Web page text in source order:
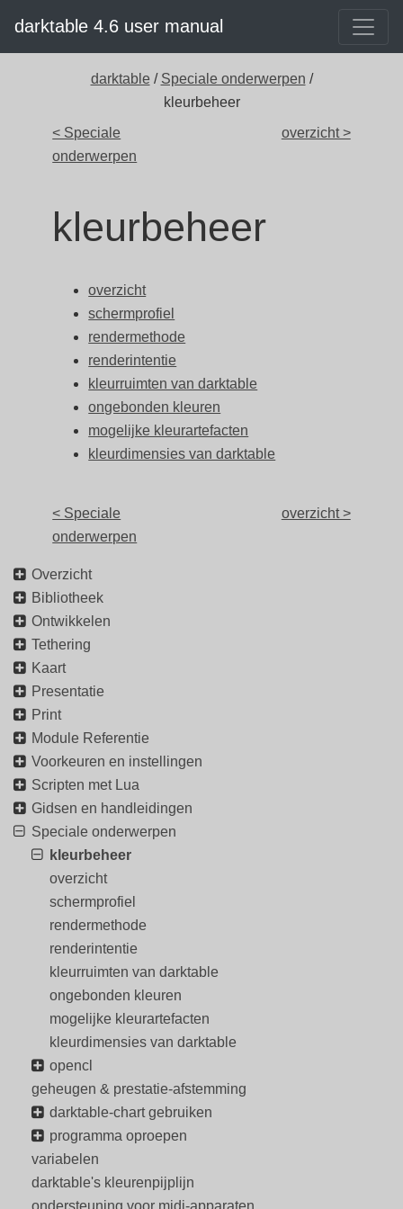
darktable 4.6 user manual
darktable / Speciale onderwerpen /
kleurbeheer
< Speciale
onderwerpen
overzicht >
kleurbeheer
overzicht
schermprofiel
rendermethode
renderintentie
kleurruimten van darktable
ongebonden kleuren
mogelijke kleurartefacten
kleurdimensies van darktable
< Speciale
onderwerpen
overzicht >
Overzicht
Bibliotheek
Ontwikkelen
Tethering
Kaart
Presentatie
Print
Module Referentie
Voorkeuren en instellingen
Scripten met Lua
Gidsen en handleidingen
Speciale onderwerpen
kleurbeheer
overzicht
schermprofiel
rendermethode
renderintentie
kleurruimten van darktable
ongebonden kleuren
mogelijke kleurartefacten
kleurdimensies van darktable
opencl
geheugen & prestatie-afstemming
darktable-chart gebruiken
programma oproepen
variabelen
darktable's kleurenpijplijn
ondersteuning voor midi-apparaten